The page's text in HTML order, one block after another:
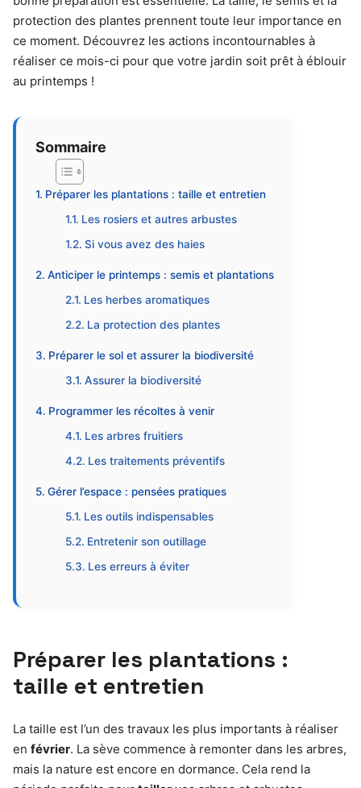
protection des plantes prennent toute leur importance en
ce moment. Découvrez les actions incontournables à
réaliser ce mois-ci pour que votre jardin soit prêt à éblouir
au printemps !
Sommaire
Préparer les plantations : taille et entretien
Les rosiers et autres arbustes
Si vous avez des haies
Anticiper le printemps : semis et plantations
Les herbes aromatiques
La protection des plantes
Préparer le sol et assurer la biodiversité
Assurer la biodiversité
Programmer les récoltes à venir
Les arbres fruitiers
Les traitements préventifs
Gérer l’espace : pensées pratiques
Les outils indispensables
Entretenir son outillage
Les erreurs à éviter
Préparer les plantations :
taille et entretien
La taille est l’un des travaux les plus importants à réaliser
en février. La sève commence à remonter dans les arbres,
mais la nature est encore en dormance. Cela rend la